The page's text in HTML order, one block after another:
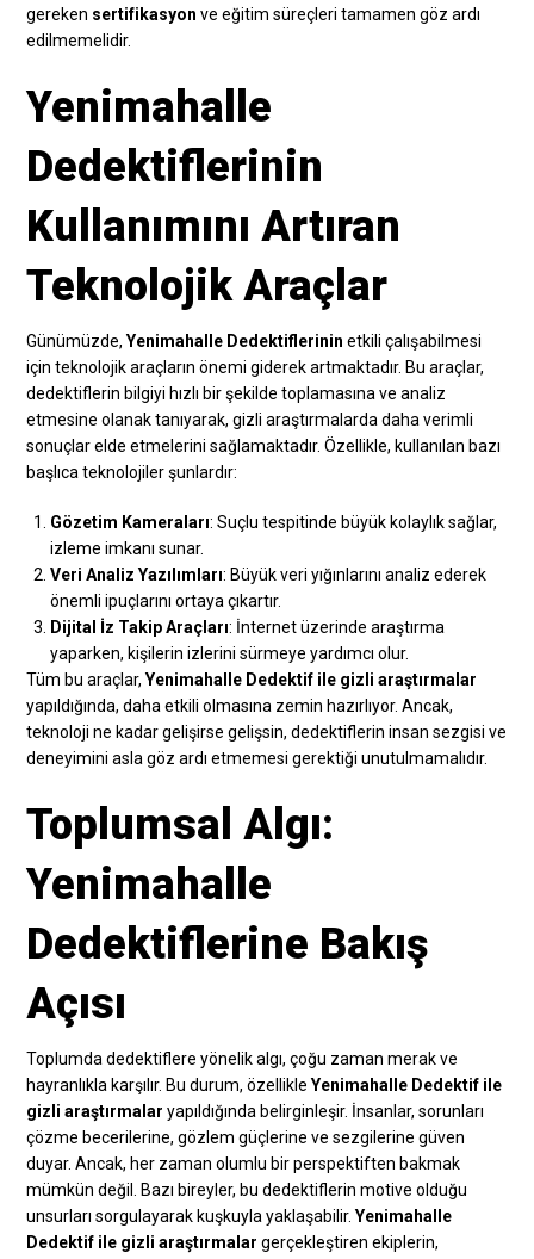
gereken sertifikasyon ve eğitim süreçleri tamamen göz ardı
edilmemelidir.
Yenimahalle
Dedektiflerinin
Kullanımını Artıran
Teknolojik Araçlar
Günümüzde,Yenimahalle Dedektiflerinin etkili çalışabilmesi
için teknolojik araçların önemi giderek artmaktadır. Bu araçlar,
dedektiflerin bilgiyi hızlı bir şekilde toplamasına ve analiz
etmesine olanak tanıyarak, gizli araştırmalarda daha verimli
sonuçlar elde etmelerini sağlamaktadır. Özellikle, kullanılan bazı
başlıca teknolojiler şunlardır:
Gözetim Kameraları: Suçlu tespitinde büyük kolaylık sağlar,
izleme imkanı sunar.
Veri Analiz Yazılımları: Büyük veri yığınlarını analiz ederek
önemli ipuçlarını ortaya çıkartır.
Dijital İz Takip Araçları: İnternet üzerinde araştırma
yaparken, kişilerin izlerini sürmeye yardımcı olur.
Tüm bu araçlar,Yenimahalle Dedektif ile gizli araştırmalar
yapıldığında, daha etkili olmasına zemin hazırlıyor. Ancak,
teknoloji ne kadar gelişirse gelişsin, dedektiflerin insan sezgisi ve
deneyimini asla göz ardı etmemesi gerektiği unutulmamalıdır.
Toplumsal Algı:
Yenimahalle
Dedektiflerine Bakış
Açısı
Toplumda dedektiflere yönelik algı, çoğu zaman merak ve
hayranlıkla karşılır. Bu durum, özellikleYenimahalle Dedektif ile
gizli araştırmalar yapıldığında belirginleşir. İnsanlar, sorunları
çözme becerilerine, gözlem güçlerine ve sezgilerine güven
duyar. Ancak, her zaman olumlu bir perspektiften bakmak
mümkün değil. Bazı bireyler, bu dedektiflerin motive olduğu
unsurları sorgulayarak kuşkuyla yaklaşabilir.Yenimahalle
Dedektif ile gizli araştırmalar gerçekleştiren ekiplerin,